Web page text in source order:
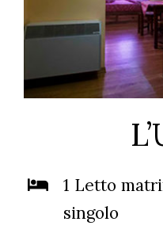
1 Letto
singolo